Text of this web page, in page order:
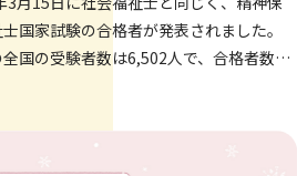
国家試験の合格者が発表されました。
国の受験者数は6,502人で、合格者数は